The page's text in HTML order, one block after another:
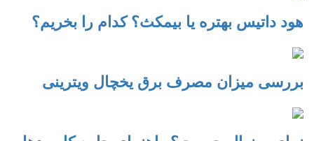
هود داتیس بهتره یا بیمکث؟ کدام را بخریم؟
بررسی میزان مصرف برق یخچال ویترینی